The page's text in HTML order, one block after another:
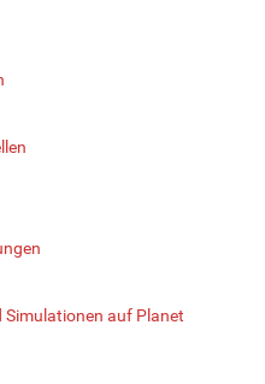
Simulationen auf Planet